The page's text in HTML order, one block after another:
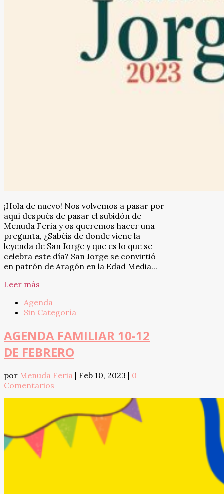
¡Hola de nuevo! Nos volvemos a pasar por
aquí después de pasar el subidón de
Menuda Feria y os queremos hacer una
pregunta, ¿Sabéis de donde viene la
leyenda de San Jorge y que es lo que se
celebra este día? San Jorge se convirtió
en patrón de Aragón en la Edad Media...
Leer más
Agenda
Sin Categoría
AGENDA FAMILIAR 10-12
DE FEBRERO
por Menuda Feria | Feb 10, 2023 | 0
Comentarios